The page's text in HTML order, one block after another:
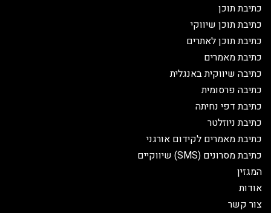
כתיבת תוכן
כתיבת תוכן שיווקי
כתיבת תוכן לאתרים
כתיבת מאמרים
כתיבה שיווקית באנגלית
כתיבה פרסומית
כתיבת דפי נחיתה
כתיבת ניוזלטר
כתיבת מאמרים לקידום אורגני
כתיבת מסרונים (SMS) שיווקיים
המגזין
אודות
צור קשר